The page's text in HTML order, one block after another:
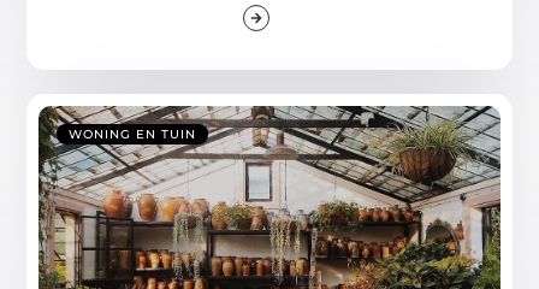
WONING EN TUIN